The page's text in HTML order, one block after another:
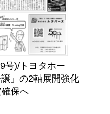
号)/トヨタホー
」の2軸展開強化
保へ